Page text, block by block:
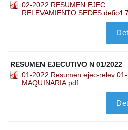
02-2022.RESUMEN EJEC.
RESUMEN EJECUTIVO N 01/2022
01-2022.Resumen ejec-relev
MAQUINARIA.pdf